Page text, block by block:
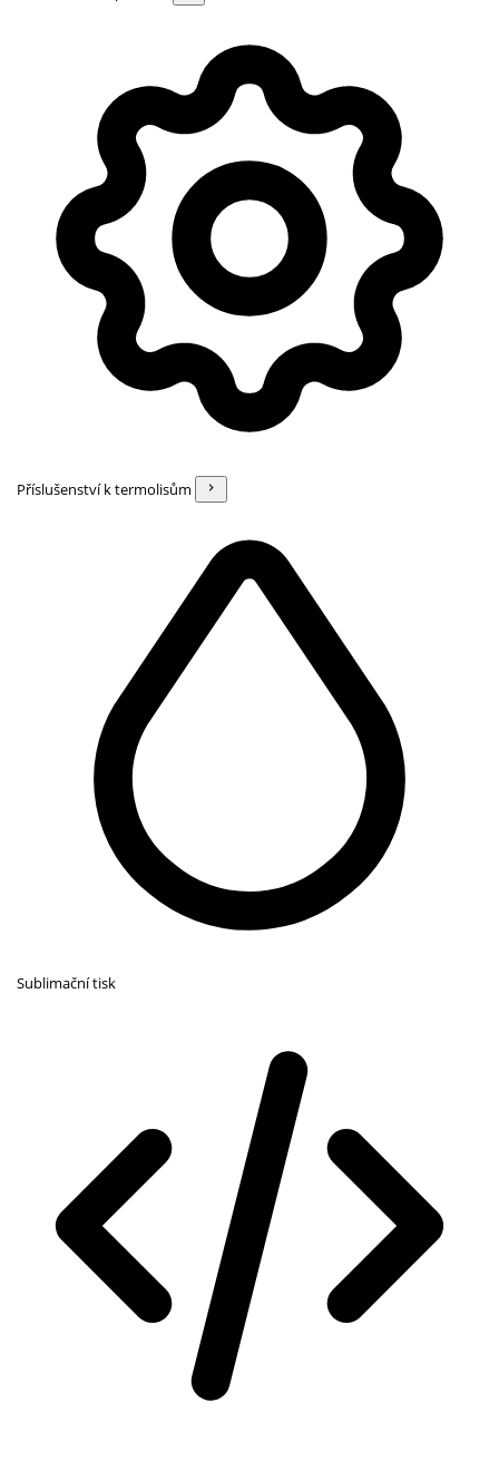
Příslušenství k termolisům
Sublimační tisk